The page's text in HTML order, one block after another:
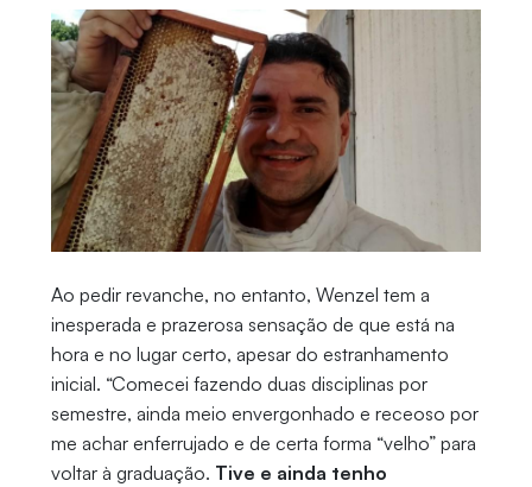
Ao pedir revanche, no entanto, Wenzel tem a
inesperada e prazerosa sensação de que está na
hora e no lugar certo, apesar do estranhamento
inicial. “Comecei fazendo duas disciplinas por
semestre, ainda meio envergonhado e receoso por
me achar enferrujado e de certa forma “velho” para
voltar à graduação. Tive e ainda tenho